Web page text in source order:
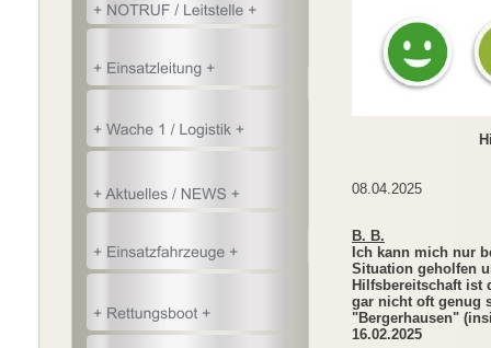
Hier finden
08.04.2025
B. B.
Ich kann mich nur
Situation geholfen
Hilfsbereitschaft ist
gar nicht oft genug
16.02.2025